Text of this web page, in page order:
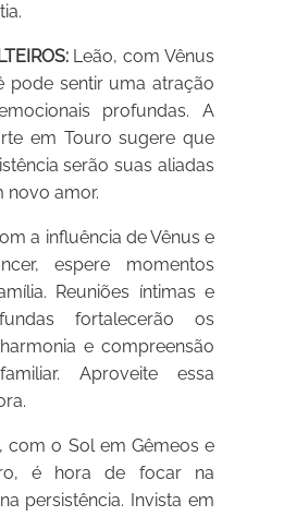
Leão, com Vênus
pode sentir uma atração
profundas. A
em Touro sugere que
serão suas aliadas
novo amor.
a influência de Vênus e
espere momentos
Reuniões íntimas e
fortalecerão os
e compreensão
Aproveite essa
com o Sol em Gêmeos e
é hora de focar na
persistência. Invista em